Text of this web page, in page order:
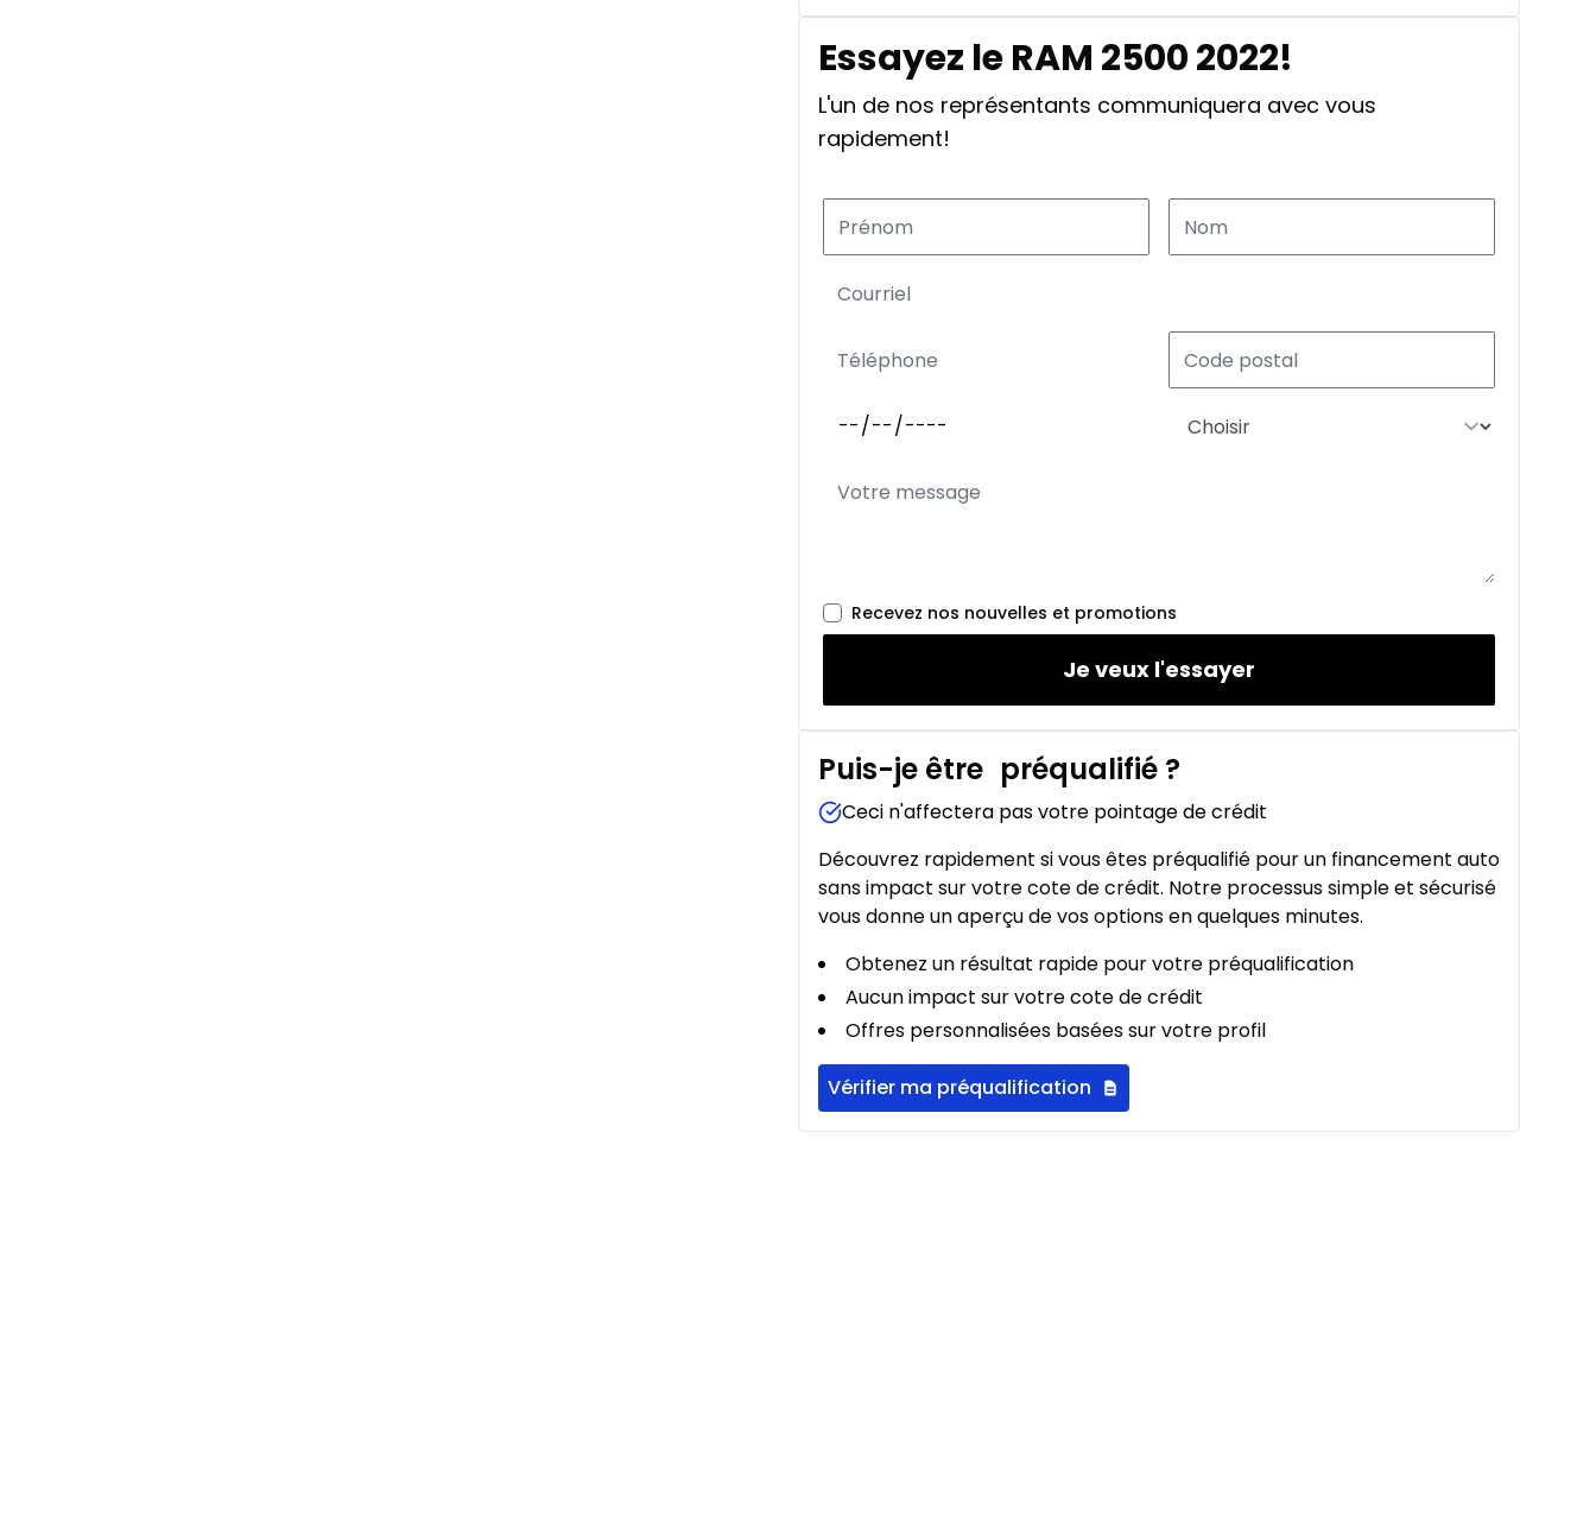
Essayez le RAM 2500 2022!
L'un de nos représentants communiquera avec vous
rapidement!
Recevez nos nouvelles et promotions
Je veux l'essayer
Puis-je être préqualifié ?
Ceci n'affectera pas votre pointage de crédit
Découvrez rapidement si vous êtes préqualifié pour un financement auto
sans impact sur votre cote de crédit. Notre processus simple et sécurisé
vous donne un aperçu de vos options en quelques minutes.
Obtenez un résultat rapide pour votre préqualification
Aucun impact sur votre cote de crédit
Offres personnalisées basées sur votre profil
Vérifier ma préqualification